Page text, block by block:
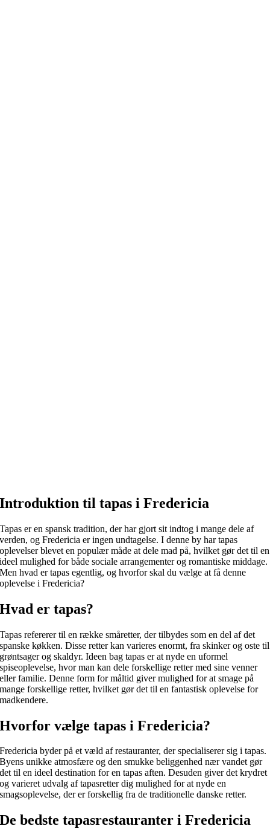
Introduktion til tapas i Fredericia
Tapas er en spansk tradition, der har gjort sit indtog i mange dele af
verden, og Fredericia er ingen undtagelse. I denne by har tapas
oplevelser blevet en populær måde at dele mad på, hvilket gør det til en
ideel mulighed for både sociale arrangementer og romantiske middage.
Men hvad er tapas egentlig, og hvorfor skal du vælge at få denne
oplevelse i Fredericia?
Hvad er tapas?
Tapas refererer til en række småretter, der tilbydes som en del af det
spanske køkken. Disse retter kan varieres enormt, fra skinker og oste til
grøntsager og skaldyr. Ideen bag tapas er at nyde en uformel
spiseoplevelse, hvor man kan dele forskellige retter med sine venner
eller familie. Denne form for måltid giver mulighed for at smage på
mange forskellige retter, hvilket gør det til en fantastisk oplevelse for
madkendere.
Hvorfor vælge tapas i Fredericia?
Fredericia byder på et væld af restauranter, der specialiserer sig i tapas.
Byens unikke atmosfære og den smukke beliggenhed nær vandet gør
det til en ideel destination for en tapas aften. Desuden giver det krydret
og varieret udvalg af tapasretter dig mulighed for at nyde en
smagsoplevelse, der er forskellig fra de traditionelle danske retter.
De bedste tapasrestauranter i Fredericia